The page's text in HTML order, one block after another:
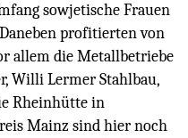
sowjetische Frauen
profitierten von
allem die Metallbetriebe
Willi Lermer Stahlbau,
Rheinhütte in
Mainz sind hier noch